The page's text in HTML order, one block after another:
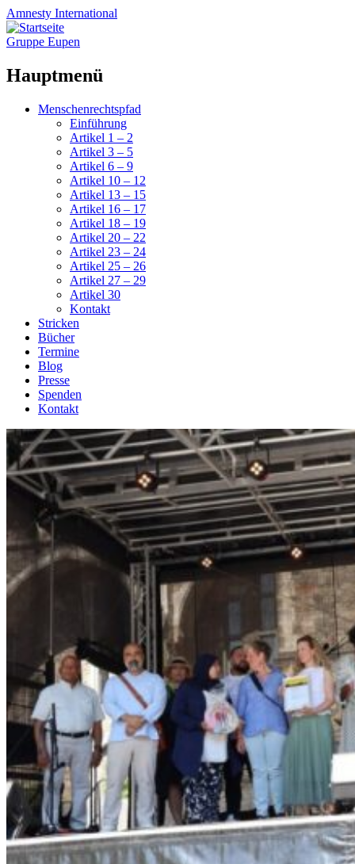
Amnesty International
Gruppe Eupen
Hauptmenü
Zum
Menschenrechtspfad
Einführung
Artikel 1 – 2
Artikel 3 – 5
Artikel 6 – 9
Artikel 10 – 12
Artikel 13 – 15
Artikel 16 – 17
Artikel 18 – 19
Artikel 20 – 22
Artikel 23 – 24
Artikel 25 – 26
Artikel 27 – 29
Artikel 30
Kontakt
Stricken
Bücher
Termine
Blog
Presse
Spenden
Kontakt